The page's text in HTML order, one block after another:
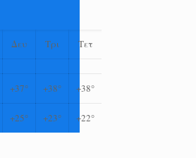
Δευ Τρι Τετ
+37° +38° +38°
+25° +23° +22°